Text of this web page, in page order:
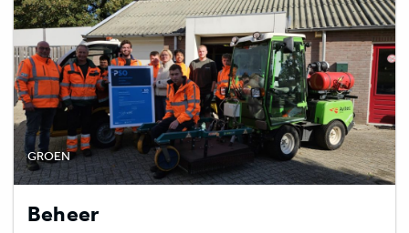
GROEN
Beheer